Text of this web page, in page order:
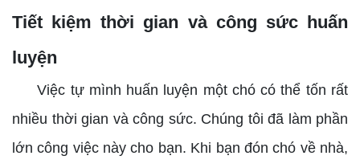
Tiết kiệm thời gian và công sức huấn
luyện
Việc tự mình huấn luyện một chó có thể tốn rất
nhiều thời gian và công sức. Chúng tôi đã làm phần
lớn công việc này cho bạn. Khi bạn đón chó về nhà,